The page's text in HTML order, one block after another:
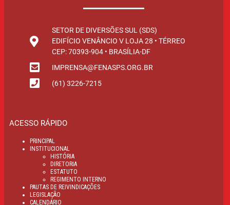
SETOR DE DIVERSÕES SUL (SDS)
EDIFÍCIO VENÂNCIO V LOJA 28 • TÉRREO
CEP: 70393-904 • BRASÍLIA-DF
IMPRENSA@FENASPS.ORG.BR
(61) 3226-7215
ACESSO RÁPIDO
PRINCIPAL
INSTITUCIONAL
HISTÓRIA
DIRETORIA
ESTATUTO
REGIMENTO INTERNO
PAUTAS DE REIVINDICAÇÕES
LEGISLAÇÃO
CALENDÁRIO